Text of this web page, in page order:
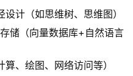
设计（如思维树、思维图）
储（向量数据库+自然语言
、绘图、网络访问等）